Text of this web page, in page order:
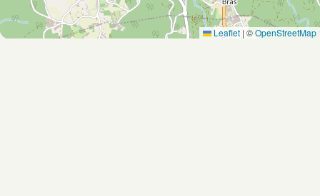
Leaflet | ©OpenStreetMap